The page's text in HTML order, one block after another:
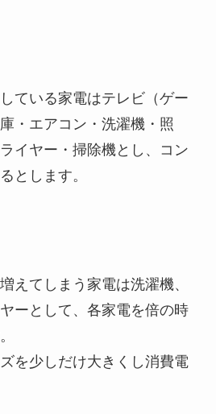
ている家電はテレビ（ゲー
・エアコン・洗濯機・照
イヤー・掃除機とし、コン
とします。
えてしまう家電は洗濯機、
ーとして、各家電を倍の時
を少しだけ大きくし消費電